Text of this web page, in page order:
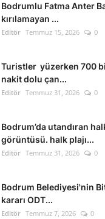
Bodrumlu Fatma Anter
kırılamayan ...
Editör Temmuz 15, 2026 0
Turistler yüzerken 700
nakit dolu çan...
Editör Temmuz 31, 2026 0
Bodrum’da utandıran
görüntüsü. halk plajı...
Editör Temmuz 31, 2026 0
Bodrum Belediyesi'nin
kararı ODT...
Editör Temmuz 7, 2026 0